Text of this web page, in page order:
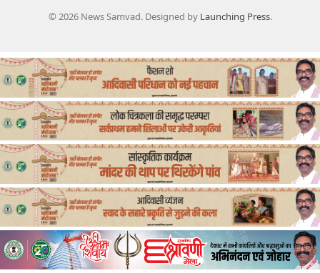
© 2026 News Samvad. Designed by Launching Press.